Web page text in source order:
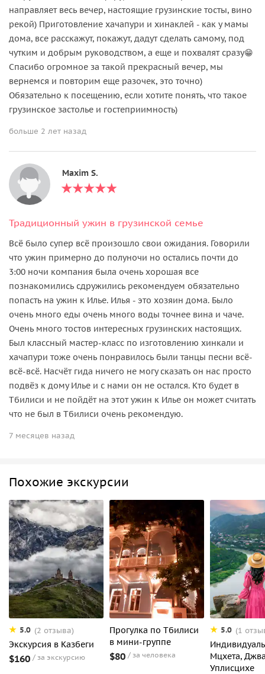
направляет весь вечер, настоящие грузинские тосты, вино
рекой) Приготовление хачапури и хинаклей - как у мамы
дома, все расскажут, покажут, дадут сделать самому, под
чутким и добрым руководством, а еще и похвалят сразу😁
Спасибо огромное за такой прекрасный вечер, мы
вернемся и повторим еще разочек, это точно)
Обязательно к посещению, если хотите понять, что такое
грузинское застолье и гостеприимность)
больше 2 лет назад
Maxim S.
Традиционный ужин в грузинской семье
Всё было супер всё произошло свои ожидания. Говорили
что ужин примерно до полуночи но остались почти до
3:00 ночи компания была очень хорошая все
познакомились сдружились рекомендуем обязательно
попасть на ужин к Илье. Илья - это хозяин дома. Было
очень много еды очень много воды точнее вина и чаче.
Очень много тостов интересных грузинских настоящих.
Был классный мастер-класс по изготовлению хинкали и
хачапури тоже очень понравилось были танцы песни всё-
всё-всё. Насчёт гида ничего не могу сказать он нас просто
подвёз к дому Илье и с нами он не остался. Кто будет в
Тбилиси и не пойдёт на этот ужин к Илье он может считать
что не был в Тбилиси очень рекомендую.
7 месяцев назад
Похожие экскурсии
5.0 (2 отзыва)
Экскурсия в Казбеги
$160 за экскурсию
Прогулка по Тбилиси
в мини-группе
$80 за человека
5.0 (1
Мцхета,
Уплисцихе